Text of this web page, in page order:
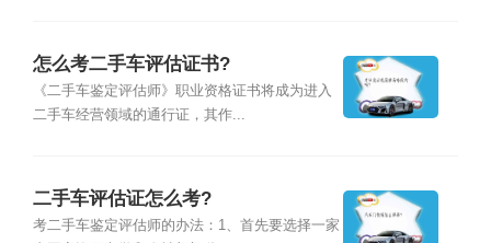
怎么考二手车评估证书?
《二手车鉴定评估师》职业资格证书将成为进入
二手车经营领域的通行证，其作...
二手车评估证怎么考?
考二手车鉴定评估师的办法：1、首先要选择一家